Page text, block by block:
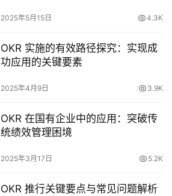
2025年5月15日 4.3K
OKR 实施的有效路径探究：实现成
功应用的关键要素
2025年4月9日 3.9K
OKR 在国有企业中的应用：突破传
统绩效管理困境
2025年3月17日 5.2K
OKR 推行关键要点与常见问题解析